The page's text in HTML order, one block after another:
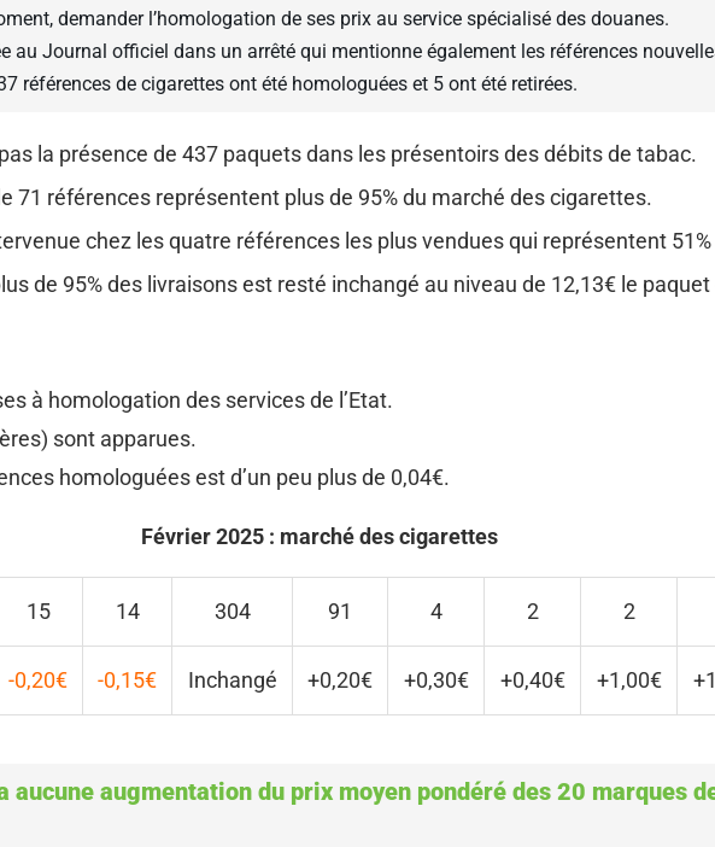
demander l’homologation de ses prix au service spécialisé des douanes.
au Journal officiel dans un arrêté qui mentionne également les références
références de cigarettes ont été homologuées et 5 ont été retirées.
la présence de 437 paquets dans les présentoirs des débits de tabac.
71 références représentent plus de 95% du marché des cigarettes.
chez les quatre références les plus vendues qui représentent
de 95% des livraisons est resté inchangé au niveau de 12,13€ le
à homologation des services de l’Etat.
sont apparues.
homologuées est d’un peu plus de 0,04€.
Février 2025 : marché des cigarettes
15 14 304 91 4 2 2
-0,20€ -0,15€ Inchangé +0,20€ +0,30€ +0,40€ +1,00€
aucune augmentation du prix moyen pondéré des 20 marques